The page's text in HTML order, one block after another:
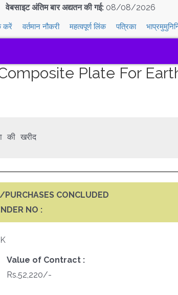
वेबसाइट अंतिम बार अद्यतन की गई: 08/08/2026
करें वर्तमान नौकरी महत्वपूर्ण लिंक पत्रिका
Plate For
की खरीद
CONCLUDED
NO :
Value of Contract :
Rs.52,220/-